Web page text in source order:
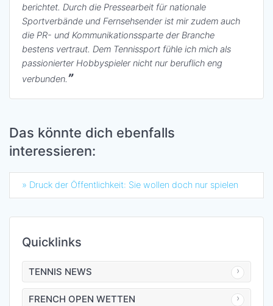
berichtet. Durch die Pressearbeit für nationale
Sportverbände und Fernsehsender ist mir zudem auch
die PR- und Kommunikationssparte der Branche
bestens vertraut. Dem Tennissport fühle ich mich als
passionierter Hobbyspieler nicht nur beruflich eng
verbunden.
Das könnte dich ebenfalls
interessieren:
» Druck der Öffentlichkeit: Sie wollen doch nur spielen
Quicklinks
TENNIS NEWS
FRENCH OPEN WETTEN